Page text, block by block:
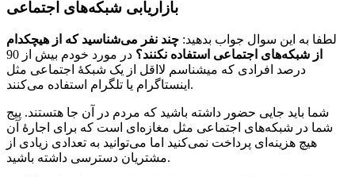
بازاریابی شبکه‌های اجتماعی
لطفا به این سوال جواب بدهید: چند نفر می‌شناسید که از هیچکدام
از شبکه‌های اجتماعی استفاده نکنند؟
در مورد خودم بیش از 90
درصد افرادی که میشناسم لااقل از یک شبکۀ اجتماعی مثل
اینستاگرام یا تلگرام استفاده می‌کنند.
شما باید جایی حضور داشته باشید که مردم در آن جا هتستند. پیج‌
شما در شبکه‌های اجتماعی مثل مغازه‌ای است که برای اجارۀ آن
هیچ هزینه‌ای پرداخت نمی‌کنید اما می‌توانید به تعدادی زیادی از
مشتریان دسترسی داشته باشید.